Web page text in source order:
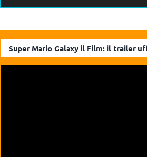
Super Mario Galaxy il Film: il trailer